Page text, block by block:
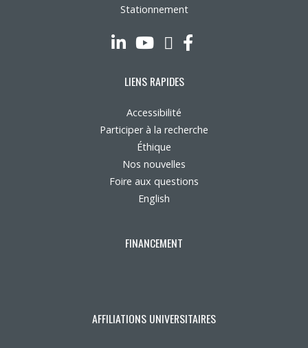
Stationnement
LinkedIn
YouTube
Twitter
LIENS RAPIDES
Accessibilité
Participer à la recherche
Éthique
Nos nouvelles
Foire aux questions
English
FINANCEMENT
AFFILIATIONS UNIVERSITAIRES